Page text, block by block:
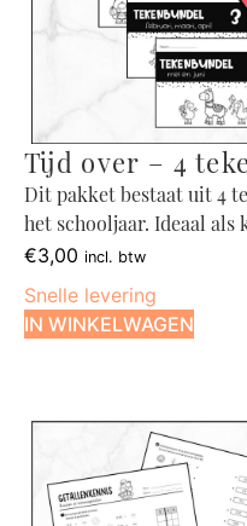
Tijd over – 4
Dit pakket bestaat uit 4
het schooljaar. Ideaal als
€3,00 incl. btw
Snelle levering
IN WINKELWAGEN